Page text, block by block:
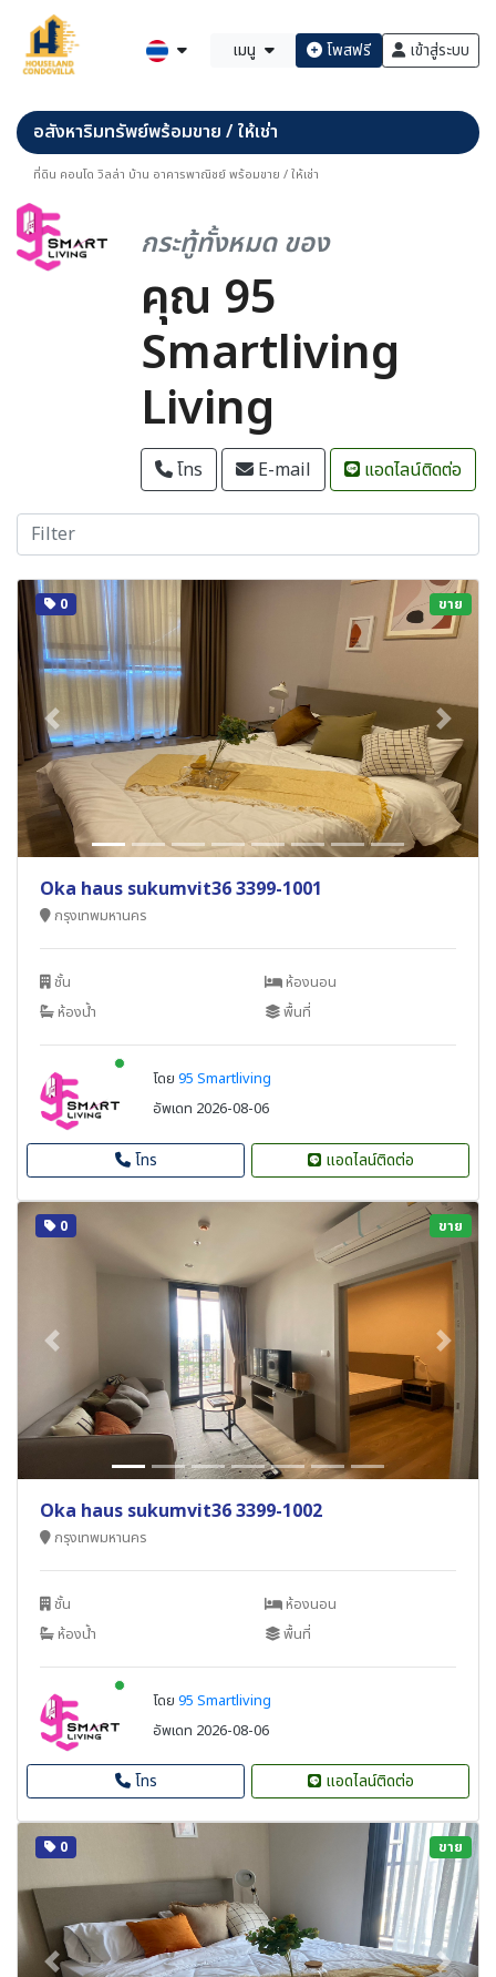
เมนู โพสฟรี เข้าสู่ระบบ
อสังหาริมทรัพย์พร้อมขาย / ให้เช่า
ที่ดิน คอนโด วิลล่า บ้าน อาคารพาณิชย์ พร้อมขาย / ให้เช่า
กระทู้ทั้งหมด ของ
คุณ 95
Smartliving
Living
โทร E-mail แอดไลน์ติดต่อ
Previous Next
0 ขาย
Oka haus sukumvit36 3399-1001
กรุงเทพมหานคร
ชั้น
ห้องนอน
ห้องน้ำ
พื้นที่
New alerts
โดย 95 Smartliving
อัพเดท 2026-08-06
โทร แอดไลน์ติดต่อ
Previous Next
0 ขาย
Oka haus sukumvit36 3399-1002
กรุงเทพมหานคร
ชั้น
ห้องนอน
ห้องน้ำ
พื้นที่
New alerts
โดย 95 Smartliving
อัพเดท 2026-08-06
โทร แอดไลน์ติดต่อ
0 ขาย